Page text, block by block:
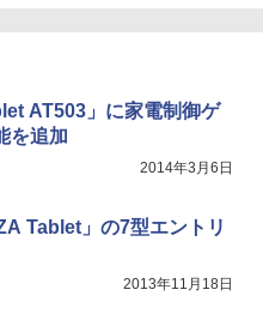
AT503」に家電制御ゲ
を追加
2014年3月6日
Tablet」の7型エントリ
2013年11月18日